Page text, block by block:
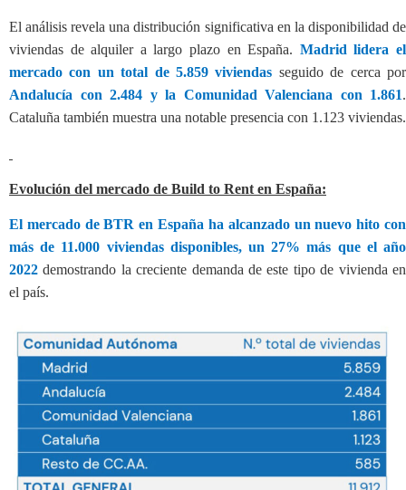
El análisis revela una distribución significativa en la disponibilidad de
viviendas de alquiler a largo plazo en España. Madrid lidera el
mercado con un total de 5.859 viviendas seguido de cerca por
Andalucía con 2.484 y la Comunidad Valenciana con 1.861.
Cataluña también muestra una notable presencia con 1.123 viviendas.
Evolución del mercado de Build to Rent en España:
El mercado de BTR en España ha alcanzado un nuevo hito con
más de 11.000 viviendas disponibles, un 27% más que el año
2022 demostrando la creciente demanda de este tipo de vivienda en
el país.